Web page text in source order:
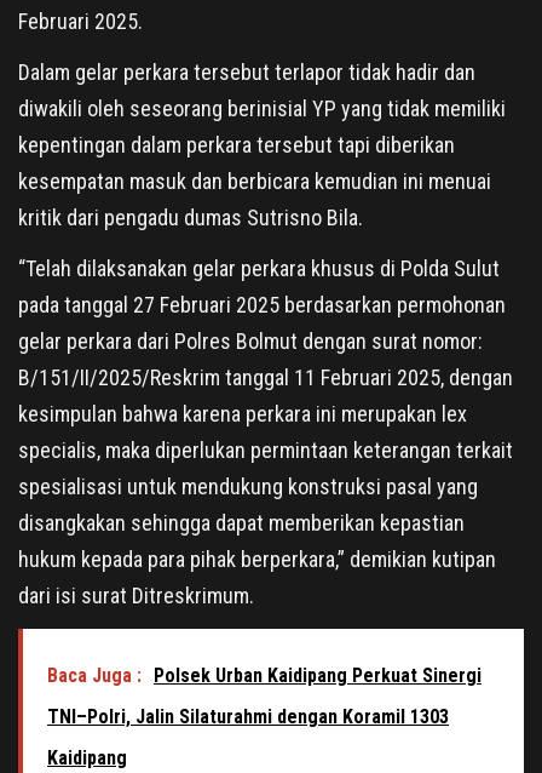
Februari 2025.
Dalam gelar perkara tersebut terlapor tidak hadir dan
diwakili oleh seseorang berinisial YP yang tidak memiliki
kepentingan dalam perkara tersebut tapi diberikan
kesempatan masuk dan berbicara kemudian ini menuai
kritik dari pengadu dumas Sutrisno Bila.
“Telah dilaksanakan gelar perkara khusus di Polda Sulut
pada tanggal 27 Februari 2025 berdasarkan permohonan
gelar perkara dari Polres Bolmut dengan surat nomor:
B/151/II/2025/Reskrim tanggal 11 Februari 2025, dengan
kesimpulan bahwa karena perkara ini merupakan lex
specialis, maka diperlukan permintaan keterangan terkait
spesialisasi untuk mendukung konstruksi pasal yang
disangkakan sehingga dapat memberikan kepastian
hukum kepada para pihak berperkara,” demikian kutipan
dari isi surat Ditreskrimum.
Baca Juga : Polsek Urban Kaidipang Perkuat Sinergi
TNI–Polri, Jalin Silaturahmi dengan Koramil 1303
Kaidipang